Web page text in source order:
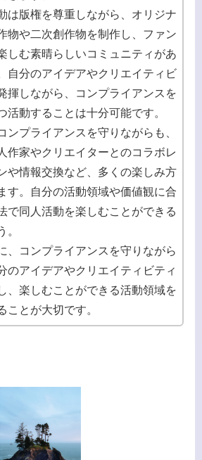
は版権を尊重しながら、オリジナ
物や二次創作物を制作し、ファン
しむ素晴らしいコミュニティがあ
自分のアイデアやクリエイティビ
揮しながら、コンプライアンスを
活動することは十分可能です。
ンプライアンスを守りながらも、
作家やクリエイターとのコラボレ
や情報交換など、多くの楽しみ方
す。自分の活動領域や価値観に合
で同人活動を楽しむことができる
。
、コンプライアンスを守りながら
のアイデアやクリエイティビティ
、楽しむことができる活動領域を
ことが大切です。